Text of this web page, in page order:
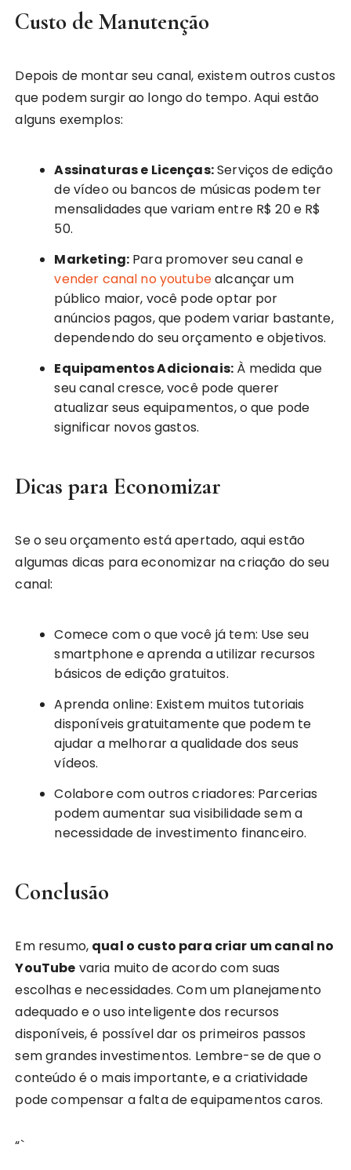
Custo de Manutenção
Depois de montar seu canal, existem outros custos
que podem surgir ao longo do tempo. Aqui estão
alguns exemplos:
Assinaturas e Licenças:Serviços de edição
de vídeo ou bancos de músicas podem ter
mensalidades que variam entre R$ 20 e R$
50.
Marketing:Para promover seu canal e
vender canal no youtubealcançar um
público maior, você pode optar por
anúncios pagos, que podem variar bastante,
dependendo do seu orçamento e objetivos.
Equipamentos Adicionais: À medida que
seu canal cresce, você pode querer
atualizar seus equipamentos, o que pode
significar novos gastos.
Dicas para Economizar
Se o seu orçamento está apertado, aqui estão
algumas dicas para economizar na criação do seu
canal:
Comece com o que você já tem: Use seu
smartphone e aprenda a utilizar recursos
básicos de edição gratuitos.
Aprenda online: Existem muitos tutoriais
disponíveis gratuitamente que podem te
ajudar a melhorar a qualidade dos seus
vídeos.
Colabore com outros criadores: Parcerias
podem aumentar sua visibilidade sem a
necessidade de investimento financeiro.
Conclusão
Em resumo, qual o custo para criar um canal no
YouTube varia muito de acordo com suas
escolhas e necessidades. Com um planejamento
adequado e o uso inteligente dos recursos
disponíveis, é possível dar os primeiros passos
sem grandes investimentos. Lembre-se de que o
conteúdo é o mais importante, e a criatividade
pode compensar a falta de equipamentos caros.
“`